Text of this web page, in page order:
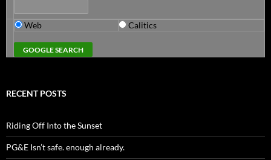
Web Calitics
RECENT POSTS
Riding Off Into the Sunset
PG&E Isn’t safe. enough already.